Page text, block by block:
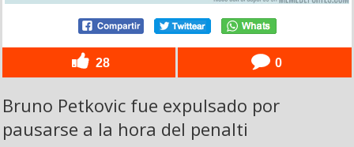
28 0
Bruno Petkovic fue expulsado por
pausarse a la hora del penalti